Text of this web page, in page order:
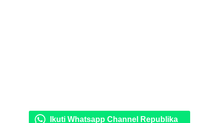
Ikuti Whatsapp Channel Republika